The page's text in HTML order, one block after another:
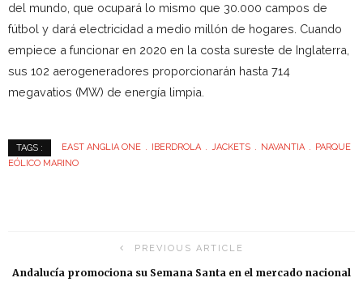
del mundo, que ocupará lo mismo que 30.000 campos de
fútbol y dará electricidad a medio millón de hogares. Cuando
empiece a funcionar en 2020 en la costa sureste de Inglaterra,
sus 102 aerogeneradores proporcionarán hasta 714
megavatios (MW) de energía limpia.
TAGS : EAST ANGLIA ONE IBERDROLA JACKETS NAVANTIA
PARQUE
EÓLICO MARINO
PREVIOUS ARTICLE
Andalucía promociona su Semana Santa en el mercado nacional